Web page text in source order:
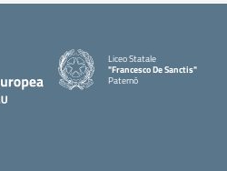
Liceo Statale
"Francesco De Sanctis"
Paternò